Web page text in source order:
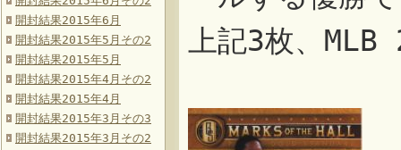
開封結果2015年6月
開封結果2015年5月その2
開封結果2015年5月
開封結果2015年4月その2
開封結果2015年4月
開封結果2015年3月その3
開封結果2015年3月その2
上記3枚、